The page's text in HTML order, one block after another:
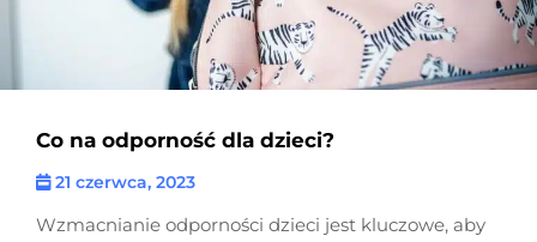
Co na odporność dla dzieci?
21 czerwca, 2023
Wzmacnianie odporności dzieci jest kluczowe, aby